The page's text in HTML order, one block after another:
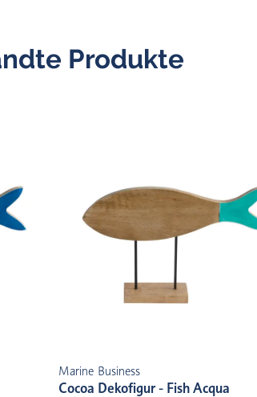
Produkte
Marine Business
Cocoa Dekofigur - Fish Acqua